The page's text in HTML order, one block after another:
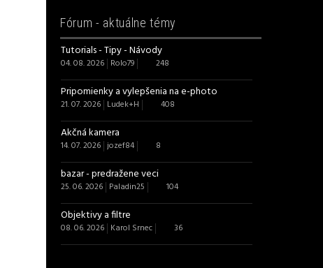
Fórum - aktuálne témy
Tutorials - Tipy - Návody
04. 08. 2026 Rolo79 248
Pripomienky a vylepšenia na e-photo
21. 07. 2026 Ludek+H 408
Akčná kamera
14. 07. 2026 jozef84 8
bazar - predražene veci
25. 06. 2026 Paladin25 104
Objektivy a filtre
08. 06. 2026 Karol Srnec 36